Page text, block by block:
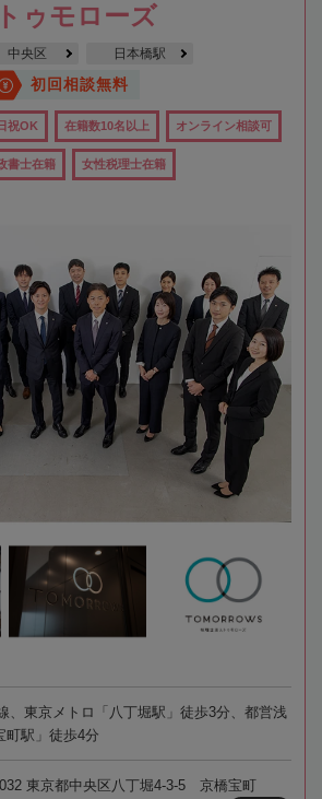
ゥモローズ
中央区 日本橋駅
初回相談無料
祝OK 在籍数10名以上 オンライン相談可
書士在籍 女性税理士在籍
、東京メトロ「八丁堀駅」徒歩3分、都営浅
町駅」徒歩4分
東京都中央区八丁堀4-3-5 京橋宝町